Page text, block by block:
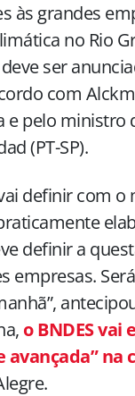
às grandes
no Rio
ser
com
e pelo ministro
(PT-SP).
definir com o
definir a
empresas.
o BNDES vai
avançada” na